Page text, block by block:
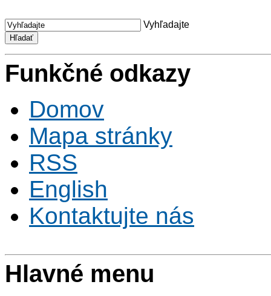
Vyhľadajte
Funkčné odkazy
Domov
Mapa stránky
RSS
English
Kontaktujte nás
Hlavné menu